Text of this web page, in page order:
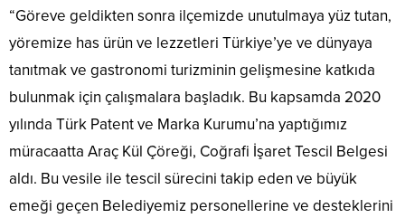
“Göreve geldikten sonra ilçemizde unutulmaya yüz tutan,
yöremize has ürün ve lezzetleri Türkiye’ye ve dünyaya
tanıtmak ve gastronomi turizminin gelişmesine katkıda
bulunmak için çalışmalara başladık. Bu kapsamda 2020
yılında Türk Patent ve Marka Kurumu’na yaptığımız
müracaatta Araç Kül Çöreği, Coğrafi İşaret Tescil Belgesi
aldı. Bu vesile ile tescil sürecini takip eden ve büyük
emeği geçen Belediyemiz personellerine ve desteklerini